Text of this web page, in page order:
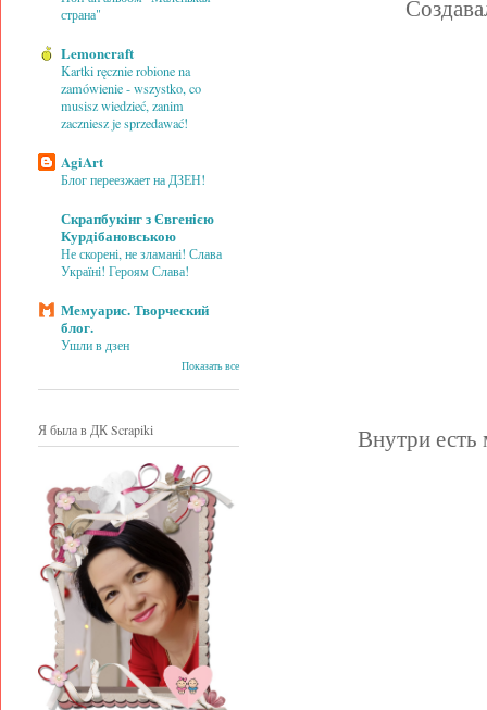
Внутри есть
страна"
Lemoncraft
Kartki ręcznie robione na
zamówienie - wszystko, co
musisz wiedzieć, zanim
zaczniesz je sprzedawać!
AgiArt
Блог переезжает на ДЗЕН!
Скрапбукінг з Євгенією
Курдібановською
Не скорені, не зламані! Слава
Україні! Героям Слава!
Мемуарис. Творческий
блог.
Ушли в дзен
Показать все
Я была в ДК Scrapiki